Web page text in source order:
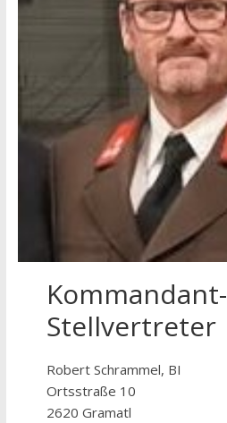
Kommandant-
Stellvertreter
Robert Schrammel, BI
Ortsstraße 10
2620 Gramatl